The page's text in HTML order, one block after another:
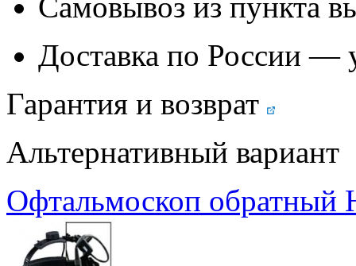
Доставка по России —
Гарантия и возврат
Альтернативный вариант
Офтальмоскоп обратный